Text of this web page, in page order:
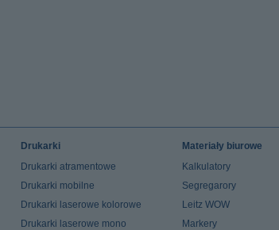
Drukarki
Drukarki atramentowe
Drukarki mobilne
Drukarki laserowe kolorowe
Drukarki laserowe mono
Materiały biurowe
Kalkulatory
Segregarory
Leitz WOW
Markery